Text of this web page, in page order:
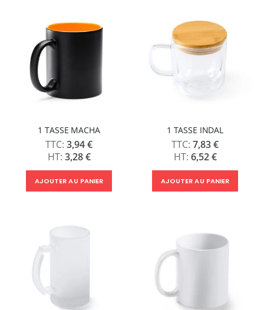
1 TASSE MACHA
3,94 €
3,28 €
AJOUTER AU PANIER
1 TASSE INDAL
7,83 €
6,52 €
AJOUTER AU PANIER